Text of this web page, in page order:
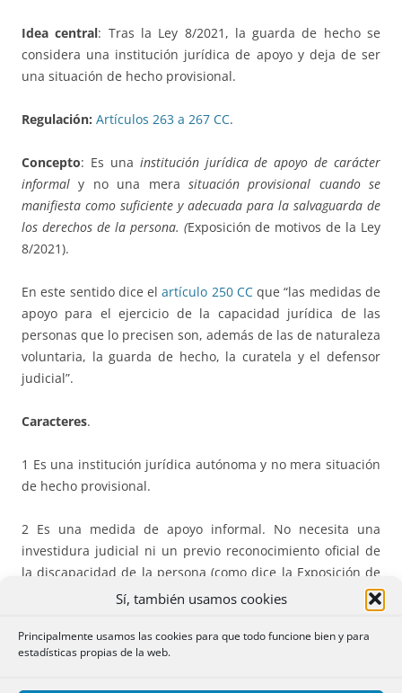
Sí, también usamos cookies
Principalmente usamos las cookies para que todo funcione bien y para
estadísticas propias de la web.
Idea central: Tras la Ley 8/2021, la guarda de hecho se
considera una institución jurídica de apoyo y deja de ser
una situación de hecho provisional.
Regulación: Artículos 263 a 267 CC.
Concepto: Es una institución jurídica de apoyo de carácter
informaly no una mera situación provisional cuando se
manifiesta como suficiente y adecuada para la salvaguarda de
los derechos de la persona. (Exposición de motivos de la Ley
8/2021).
En este sentido dice elartículo 250 CCque “las medidas de
apoyo para el ejercicio de la capacidad jurídica de las
personas que lo precisen son, además de las de naturaleza
voluntaria, la guarda de hecho, la curatela y el defensor
judicial”.
Caracteres.
1 Es una institución jurídica autónoma y no mera situación
de hecho provisional.
2 Es una medida de apoyo informal. No necesita una
investidura judicial ni un previo reconocimiento oficial de
la discapacidad de la persona (como dice la Exposición de
motivos de la Ley 8/2021,«es importante señalar que podrá
beneficiarse de las medidas de apoyo cualquier persona que
las precise, con independencia de si su situación de
discapacidad ha obtenido algún reconocimiento